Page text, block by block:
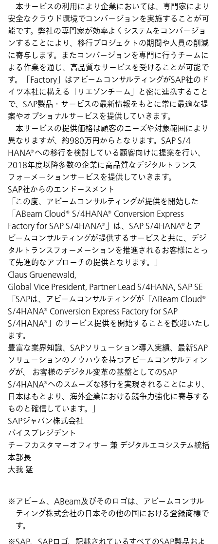
本サービスの利用により企業においては、専門家により
安全なクラウド環境でコンバージョンを実施することが可
能です。弊社の専門家が効率よくシステムをコンバージョ
ンすることにより、移行プロジェクトの期間や人員の削減
に寄与します。またコンバージョンを専門に行うチームに
よる作業を通じ、高品質なサービスを受けることが可能で
す。「Factory」はアビームコンサルティングがSAP社のド
イツ本社に構える「リエゾンチーム」と密に連携すること
で、SAP製品・サービスの最新情報をもとに常に最適な提
案やオプショナルサービスを提供していきます。
本サービスの提供価格は顧客のニーズや対象範囲により
異なりますが、約980万円からとなります。SAP S/4
HANA®への移行を検討している顧客向けに提案を行い、
2018年度以降多数の企業に高品質なデジタルトランス
フォーメーションサービスを提供していきます。
SAP社からのエンドースメント
「この度、アビームコンサルティングが提供を開始した
「ABeam Cloud® S/4HANA® Conversion Express
Factory for SAP S/4HANA®」は、SAP S/4HANA®とア
ビームコンサルティングが提供するサービスと共に、デジ
タルトランスフォーメーションを推進されるお客様にとっ
て先進的なアプローチの提供となります。」
Claus Gruenewald,
Global Vice President, Partner Lead S/4HANA, SAP SE
「SAPは、アビームコンサルティングが「ABeam Cloud®
S/4HANA® Conversion Express Factory for SAP
S/4HANA®」のサービス提供を開始することを歓迎いたし
ます。
豊富な業界知識、SAPソリューション導入実績、最新SAP
ソリューションのノウハウを持つアビームコンサルティン
グが、 お客様のデジタル変革の基盤としてのSAP
S/4HANA®へのスムーズな移行を実現されることにより、
日本はもとより、海外企業における競争力強化に寄与する
ものと確信しています。」
SAPジャパン株式会社
バイスプレジデント
チーフカスタマーオフィサー 兼 デジタルエコシステム統括
本部長
大我 猛
アビーム、ABeam及びそのロゴは、アビームコンサル
ティング株式会社の日本その他の国における登録商標で
す。